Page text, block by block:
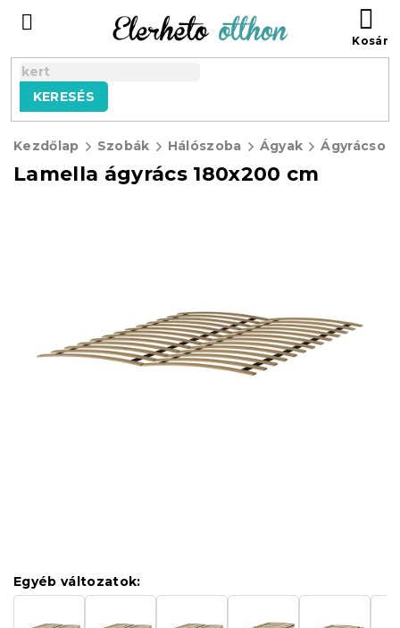
tartalomhoz
KERESÉS
Kezdőlap Szobák Hálószoba Ágyak Ágyrácsok
Lamella ágyrács 180x200 cm
Egyéb változatok: